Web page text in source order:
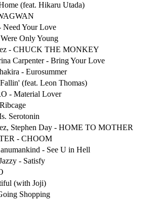
(feat. Hikaru Utada)
Need Your Love
Only Young
- CHUCK THE MONKEY
Carpenter - Bring Your Love
- Eurosummer
(feat. Leon Thomas)
- Material Lover
Serotonin
Stephen Day - HOME TO MOTHER
- CHOOM
- See U in Hell
- Satisfy
(with Joji)
Shopping